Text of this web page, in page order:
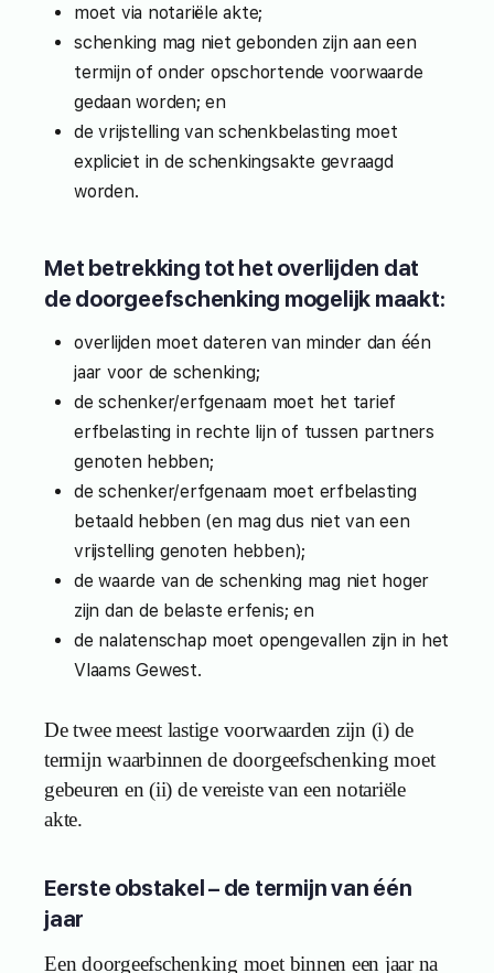
moet via notariële akte;
schenking mag niet gebonden zijn aan een
termijn of onder opschortende voorwaarde
gedaan worden; en
de vrijstelling van schenkbelasting moet
expliciet in de schenkingsakte gevraagd
worden.
Met betrekking tot het overlijden dat
de doorgeefschenking mogelijk maakt:
overlijden moet dateren van minder dan één
jaar voor de schenking;
de schenker/erfgenaam moet het tarief
erfbelasting in rechte lijn of tussen partners
genoten hebben;
de schenker/erfgenaam moet erfbelasting
betaald hebben (en mag dus niet van een
vrijstelling genoten hebben);
de waarde van de schenking mag niet hoger
zijn dan de belaste erfenis; en
de nalatenschap moet opengevallen zijn in het
Vlaams Gewest.
De twee meest lastige voorwaarden zijn (i) de
termijn waarbinnen de doorgeefschenking moet
gebeuren en (ii) de vereiste van een notariële
akte.
Eerste obstakel – de termijn van één
jaar
Een doorgeefschenking moet binnen een jaar na